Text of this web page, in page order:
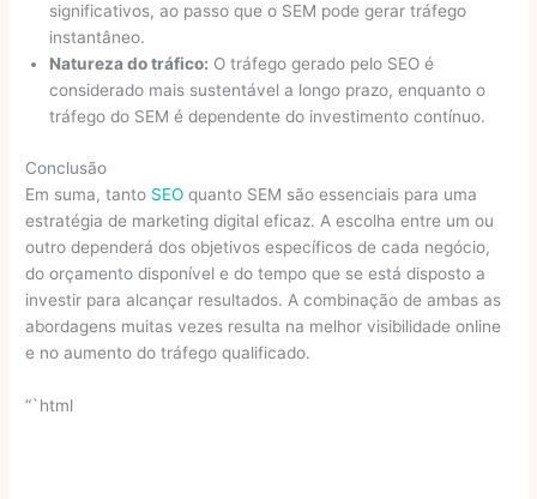
significativos, ao passo que o SEM pode gerar tráfego
instantâneo.
Natureza do tráfico: O tráfego gerado pelo SEO é
considerado mais sustentável a longo prazo, enquanto o
tráfego do SEM é dependente do investimento contínuo.
Conclusão
Em suma, tanto SEO quanto SEM são essenciais para uma
estratégia de marketing digital eficaz. A escolha entre um ou
outro dependerá dos objetivos específicos de cada negócio,
do orçamento disponível e do tempo que se está disposto a
investir para alcançar resultados. A combinação de ambas as
abordagens muitas vezes resulta na melhor visibilidade online
e no aumento do tráfego qualificado.
“`html